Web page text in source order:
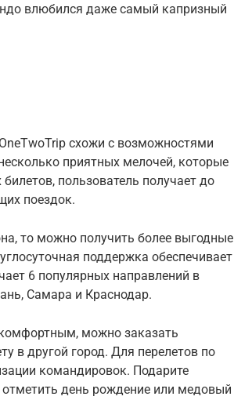
влюбился даже самый капризный
схожи с возможностями
приятных мелочей, которые
пользователь получает до
поездок.
то можно получить более выгодные
поддержка обеспечивает
6 популярных направлений в
Самара и Краснодар.
можно заказать
в другой город. Для перелетов по
командировок. Подарите
день рождение или медовый